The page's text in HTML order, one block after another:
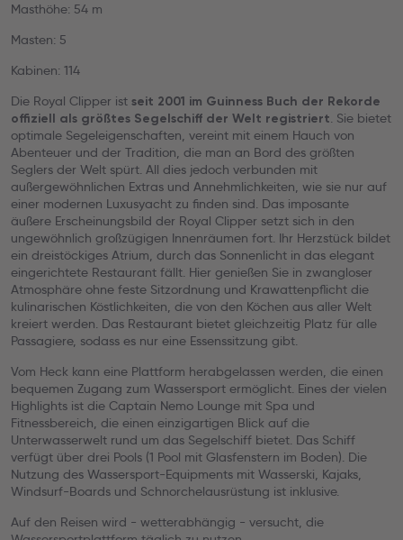
Masthöhe: 54 m
Masten: 5
Kabinen: 114
Die Royal Clipper ist seit 2001 im Guinness Buch der Rekorde
offiziell als größtes Segelschiff der Welt registriert. Sie bietet
optimale Segeleigenschaften, vereint mit einem Hauch von
Abenteuer und der Tradition, die man an Bord des größten
Seglers der Welt spürt. All dies jedoch verbunden mit
außergewöhnlichen Extras und Annehmlichkeiten, wie sie nur auf
einer modernen Luxusyacht zu finden sind. Das imposante
äußere Erscheinungsbild der Royal Clipper setzt sich in den
ungewöhnlich großzügigen Innenräumen fort. Ihr Herzstück bildet
ein dreistöckiges Atrium, durch das Sonnenlicht in das elegant
eingerichtete Restaurant fällt. Hier genießen Sie in zwangloser
Atmosphäre ohne feste Sitzordnung und Krawattenpflicht die
kulinarischen Köstlichkeiten, die von den Köchen aus aller Welt
kreiert werden. Das Restaurant bietet gleichzeitig Platz für alle
Passagiere, sodass es nur eine Essenssitzung gibt.
Vom Heck kann eine Plattform herabgelassen werden, die einen
bequemen Zugang zum Wassersport ermöglicht. Eines der vielen
Highlights ist die Captain Nemo Lounge mit Spa und
Fitnessbereich, die einen einzigartigen Blick auf die
Unterwasserwelt rund um das Segelschiff bietet. Das Schiff
verfügt über drei Pools (1 Pool mit Glasfenstern im Boden). Die
Nutzung des Wassersport-Equipments mit Wasserski, Kajaks,
Windsurf-Boards und Schnorchelausrüstung ist inklusive.
Auf den Reisen wird - wetterabhängig - versucht, die